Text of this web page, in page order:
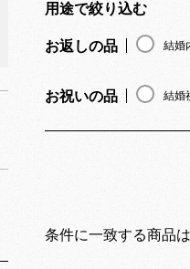
用途で絞り込む
お返しの品 結婚
お祝いの品 結婚
条件に一致する商品